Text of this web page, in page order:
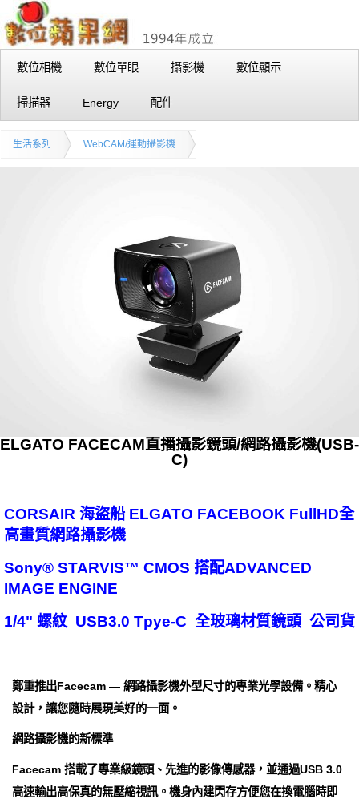
數位相機 數位單眼 攝影機 數位顯示
掃描器 Energy 配件
生活系列 WebCAM/運動攝影機
ELGATO FACECAM直播攝影鏡頭/網路攝影機(USB-
C)
CORSAIR 海盜船 ELGATO FACEBOOK FullHD全
高畫質網路攝影機
Sony® STARVIS™ CMOS 搭配ADVANCED
IMAGE ENGINE
1/4" 螺紋 USB3.0 Tpye-C 全玻璃材質鏡頭 公司貨
鄭重推出Facecam — 網路攝影機外型尺寸的專業光學設備。精心
設計，讓您隨時展現美好的一面。
網路攝影機的新標準
Facecam 搭載了專業級鏡頭、先進的影像傳感器，並通過USB 3.0
高速輸出高保真的無壓縮視訊。機身內建閃存方便您在換電腦時即